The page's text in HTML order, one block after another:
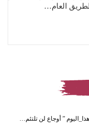
العام…
” أوجاع لن تلتئم…